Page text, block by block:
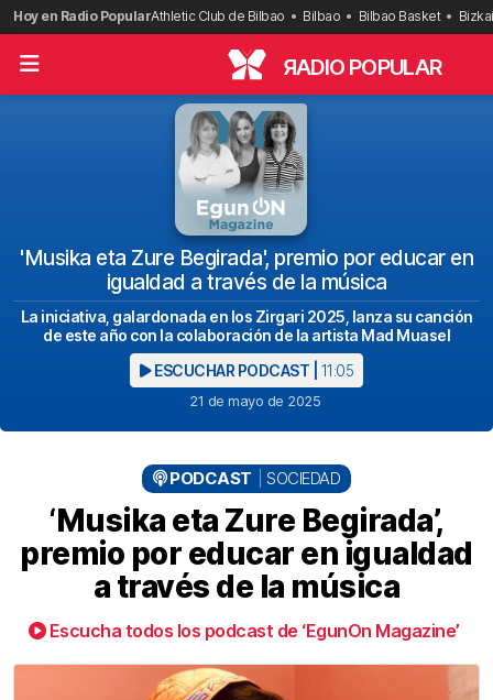
Saltar
al
contenido
Hoy en Radio PopularAthletic Club de Bilbao Bilbao Bilbao Basket
RADIO POPULAR
'Musika eta Zure Begirada', premio por educar en
igualdad a través de la música
La iniciativa, galardonada en los Zirgari 2025, lanza su canción
de este año con la colaboración de la artista Mad Muasel
ESCUCHAR PODCAST | 11:05
21 de mayo de 2025
PODCAST SOCIEDAD
‘Musika eta Zure Begirada’,
premio por educar en igualdad
a través de la música
Escucha todos los podcast de ‘EgunOn Magazine’